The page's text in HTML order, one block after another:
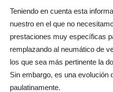
Teniendo en cuenta esta
nuestro en el que no
prestaciones muy específicas
remplazando al neumático de
los que sea más pertinente la
Sin embargo, es una evolución
paulatinamente.